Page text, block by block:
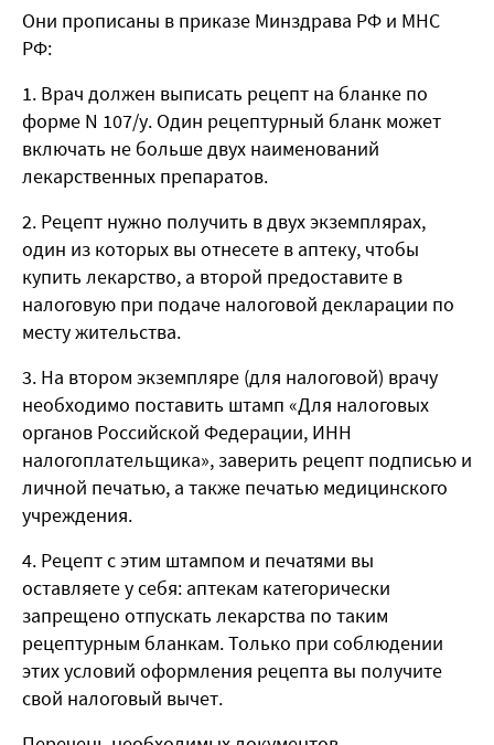
Они прописаны в приказе Минздрава РФ и МНС
РФ:
1. Врач должен выписать рецепт на бланке по
форме N 107/у. Один рецептурный бланк может
включать не больше двух наименований
лекарственных препаратов.
2. Рецепт нужно получить в двух экземплярах,
один из которых вы отнесете в аптеку, чтобы
купить лекарство, а второй предоставите в
налоговую при подаче налоговой декларации по
месту жительства.
3. На втором экземпляре (для налоговой) врачу
необходимо поставить штамп «Для налоговых
органов Российской Федерации, ИНН
налогоплательщика», заверить рецепт подписью и
личной печатью, а также печатью медицинского
учреждения.
4. Рецепт с этим штампом и печатями вы
оставляете у себя: аптекам категорически
запрещено отпускать лекарства по таким
рецептурным бланкам. Только при соблюдении
этих условий оформления рецепта вы получите
свой налоговый вычет.